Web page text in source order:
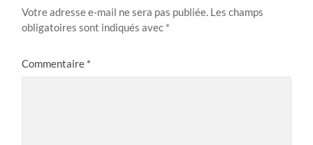
Votre adresse e-mail ne sera pas publiée. Les champs
obligatoires sont indiqués avec *
Commentaire *